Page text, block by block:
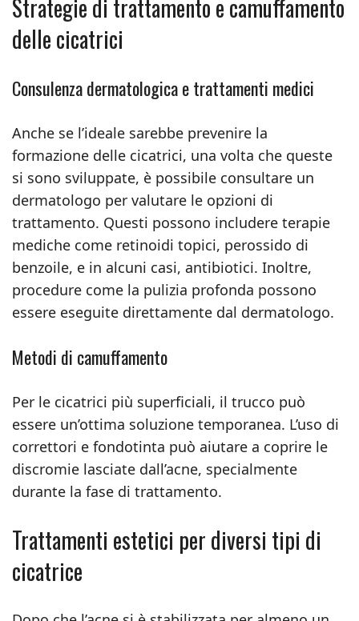
Strategie di trattamento e camuffamento
delle cicatrici
Consulenza dermatologica e trattamenti medici
Anche se l’ideale sarebbe prevenire la
formazione delle cicatrici, una volta che queste
si sono sviluppate, è possibile consultare un
dermatologo per valutare le opzioni di
trattamento. Questi possono includere terapie
mediche come retinoidi topici, perossido di
benzoile, e in alcuni casi, antibiotici. Inoltre,
procedure come la pulizia profonda possono
essere eseguite direttamente dal dermatologo.
Metodi di camuffamento
Per le cicatrici più superficiali, il trucco può
essere un’ottima soluzione temporanea. L’uso di
correttori e fondotinta può aiutare a coprire le
discromie lasciate dall’acne, specialmente
durante la fase di trattamento.
Trattamenti estetici per diversi tipi di
cicatrice